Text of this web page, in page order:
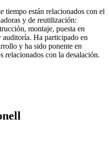
tiempo están relacionados con el
y de reutilización:
montaje, puesta en
Ha participado en
y ha sido ponente en
relacionados con la desalación.